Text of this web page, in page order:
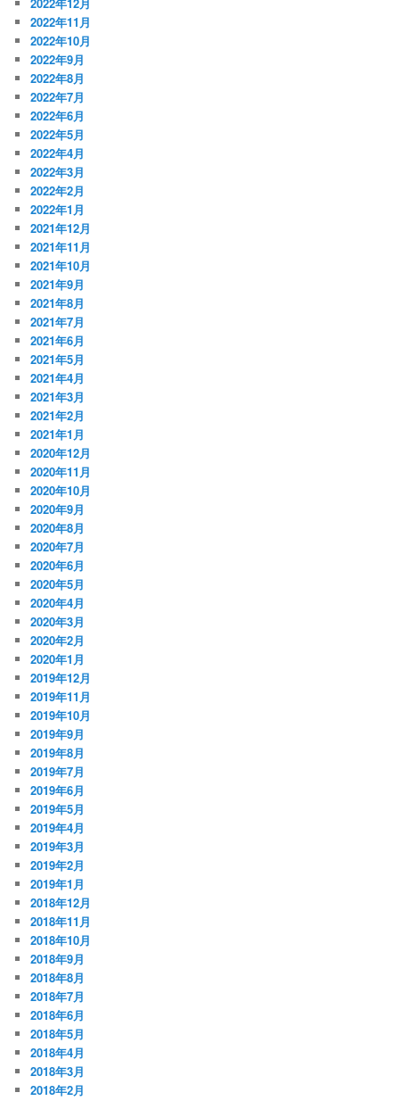
2022年11月
2022年10月
2022年9月
2022年8月
2022年7月
2022年6月
2022年5月
2022年4月
2022年3月
2022年2月
2022年1月
2021年12月
2021年11月
2021年10月
2021年9月
2021年8月
2021年7月
2021年6月
2021年5月
2021年4月
2021年3月
2021年2月
2021年1月
2020年12月
2020年11月
2020年10月
2020年9月
2020年8月
2020年7月
2020年6月
2020年5月
2020年4月
2020年3月
2020年2月
2020年1月
2019年12月
2019年11月
2019年10月
2019年9月
2019年8月
2019年7月
2019年6月
2019年5月
2019年4月
2019年3月
2019年2月
2019年1月
2018年12月
2018年11月
2018年10月
2018年9月
2018年8月
2018年7月
2018年6月
2018年5月
2018年4月
2018年3月
2018年2月